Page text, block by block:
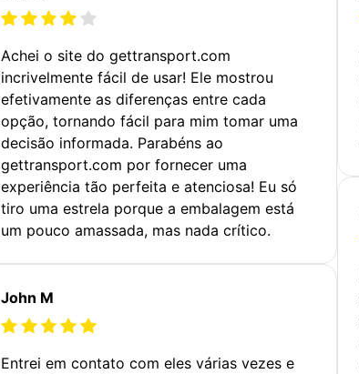
Achei o site do gettransport.com
incrivelmente fácil de usar! Ele mostrou
efetivamente as diferenças entre cada
opção, tornando fácil para mim tomar uma
decisão informada. Parabéns ao
gettransport.com por fornecer uma
experiência tão perfeita e atenciosa! Eu só
tiro uma estrela porque a embalagem está
um pouco amassada, mas nada crítico.
John M
Entrei em contato com eles várias vezes e